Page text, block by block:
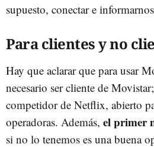
supuesto, conectar e
Para clientes y no
Hay que aclarar que para usar
necesario ser cliente de
competidor de Netflix, abierto
operadoras. Además, el primer
si no lo tenemos es una buena